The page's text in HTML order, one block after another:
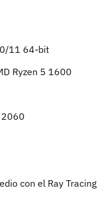
11 64-bit
Ryzen 5 1600
2060
con el Ray Tracing